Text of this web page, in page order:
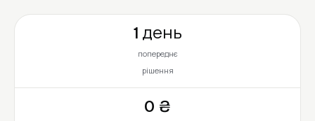
1 день
попереднє
рішення
0 ₴